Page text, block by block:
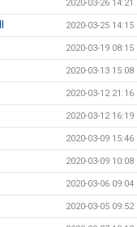
2020-03-26 14:21
2020-03-25 14:15
2020-03-19 08:15
2020-03-13 15:08
2020-03-12 21:16
2020-03-12 16:19
2020-03-09 15:46
2020-03-09 10:08
2020-03-06 09:04
2020-03-05 09:52